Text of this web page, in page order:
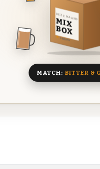
DEZE MAAND
MIX
BOX
8 BIEREN
MATCH: BITTER &